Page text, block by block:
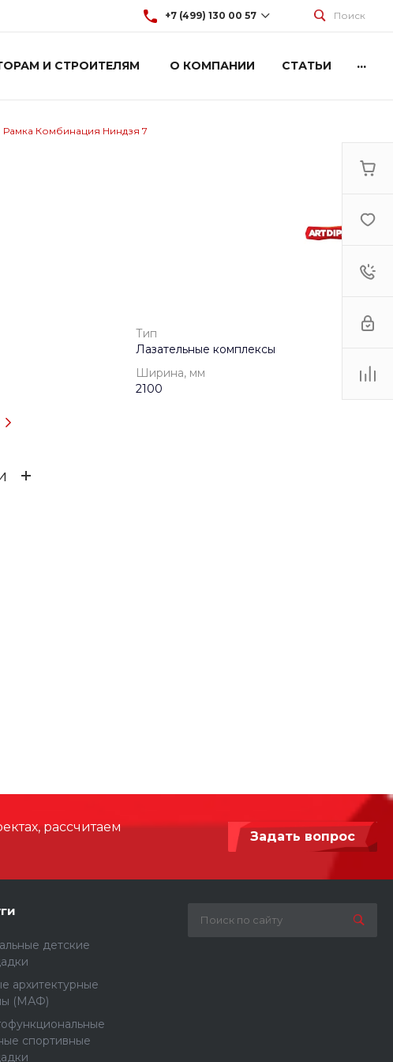
+7 (499) 130 00 57 Поиск
И СТРОИТЕЛЯМ О КОМПАНИИ СТАТЬИ ...
Рамка Комбинация Ниндзя 7
Тип
Лазательные комплексы
Ширина, мм
2100
Армированный синтетический канат,
рассчитаем
Задать вопрос
детские
архитектурные
(МАФ)
спортивные